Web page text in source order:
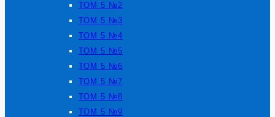
ТОМ 5 №2
ТОМ 5 №3
ТОМ 5 №4
ТОМ 5 №5
ТОМ 5 №6
ТОМ 5 №7
ТОМ 5 №8
ТОМ 5 №9